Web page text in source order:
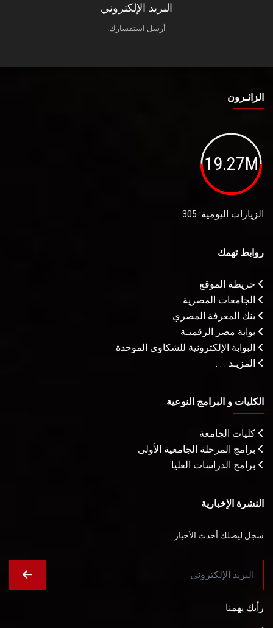
البريد الإلكتروني
أرسل استفسارك.
الزائـرون
19.27M
الزيارات اليومية: 305
روابط تهمك
خريطة الموقع
الجامعات المصرية
بنك المعرفة المصري
بوابة مصر الرقميـة
البوابة الإلكترونية للشكاوى الموحدة
المزيـد . . .
الكليات و البرامج النوعية
كليات الجامعة
برامج المرحلة الجامعية الأولى
برامج الدراسات العليا
النشرة الإخبارية
سجل ليصلك أحدث الأخبار
رأيك يهمنا